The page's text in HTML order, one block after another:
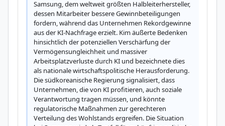
Samsung, dem weltweit größten Halbleiterhersteller,
dessen Mitarbeiter bessere Gewinnbeteiligungen
fordern, während das Unternehmen Rekordgewinne
aus der KI-Nachfrage erzielt. Kim äußerte Bedenken
hinsichtlich der potenziellen Verschärfung der
Vermögensungleichheit und massiver
Arbeitsplatzverluste durch KI und bezeichnete dies
als nationale wirtschaftspolitische Herausforderung.
Die südkoreanische Regierung signalisiert, dass
Unternehmen, die von KI profitieren, auch soziale
Verantwortung tragen müssen, und könnte
regulatorische Maßnahmen zur gerechteren
Verteilung des Wohlstands ergreifen. Die Situation